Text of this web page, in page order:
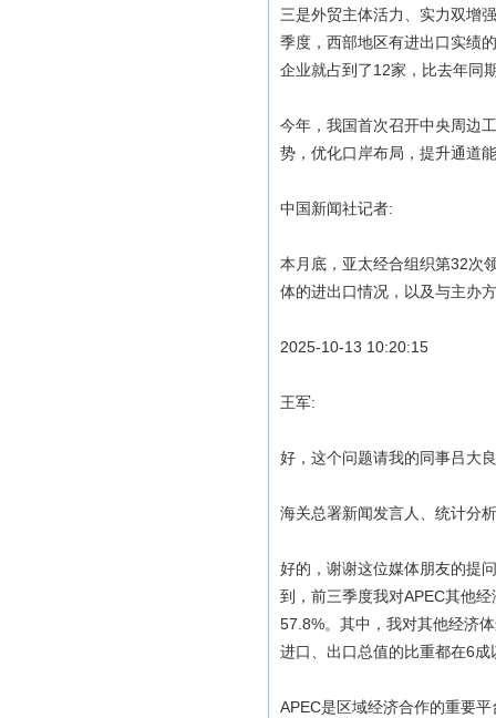
三是外贸主体活力、实力双增
季度，西部地区有进出口实绩
企业就占到了12家，比去年同
今年，我国首次召开中央周边
势，优化口岸布局，提升通道
中国新闻社记者:
本月底，亚太经合组织第32次
体的进出口情况，以及与主办
2025-10-13 10:20:15
王军:
好，这个问题请我的同事吕大
海关总署新闻发言人、统计分
好的，谢谢这位媒体朋友的提
到，前三季度我对APEC其他
57.8%。其中，我对其他经济
进口、出口总值的比重都在6
APEC是区域经济合作的重要